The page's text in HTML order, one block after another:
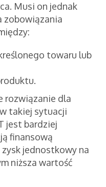
Musi on jednak
zobowiązania
towaru lub
rozwiązanie dla
takiej sytuacji
jest bardziej
finansową
jednostkowy na
niższa wartość